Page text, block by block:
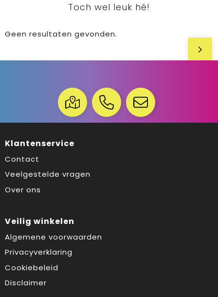
Toch wel leuk hé!
Geen resultaten gevonden.
Klantenservice
Contact
Veelgestelde vragen
Over ons
Veilig winkelen
Algemene voorwaarden
Privacyverklaring
Cookiebeleid
Disclaimer